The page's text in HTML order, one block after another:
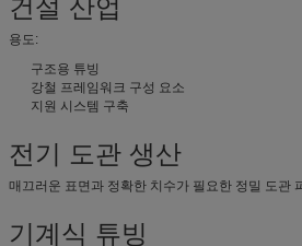
용도:
구조용 튜빙
강철 프레임워크 구성 요소
지원 시스템 구축
전기 도관 생산
매끄러운 표면과 정확한 치수가 필요한 정밀 도관
기계식 튜빙